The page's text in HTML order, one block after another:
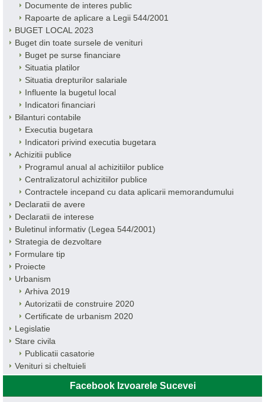
Documente de interes public
Rapoarte de aplicare a Legii 544/2001
BUGET LOCAL 2023
Buget din toate sursele de venituri
Buget pe surse financiare
Situatia platilor
Situatia drepturilor salariale
Influente la bugetul local
Indicatori financiari
Bilanturi contabile
Executia bugetara
Indicatori privind executia bugetara
Achizitii publice
Programul anual al achizitiilor publice
Centralizatorul achizitiilor publice
Contractele incepand cu data aplicarii memorandumului
Declaratii de avere
Declaratii de interese
Buletinul informativ (Legea 544/2001)
Strategia de dezvoltare
Formulare tip
Proiecte
Urbanism
Arhiva 2019
Autorizatii de construire 2020
Certificate de urbanism 2020
Legislatie
Stare civila
Publicatii casatorie
Venituri si cheltuieli
Facebook Izvoarele Sucevei